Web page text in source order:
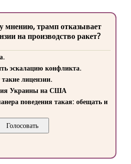
мнению, трамп отказывает
на производство ракет?
эскалацию конфликта.
лицензии.
Украины на США
поведения такая: обещать и